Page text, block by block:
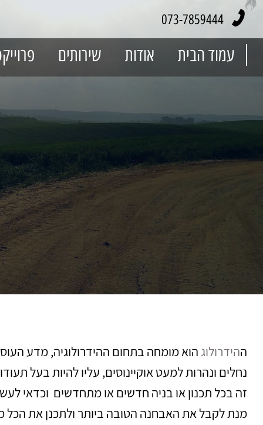
073-7859444
עמוד הבית אודות שירותים
ההידרולוגהוא מומחה בתחום ההידרולוגיה, מדע
נחלים ונהרות למעט אוקיינוסים, עליו להיות בעל
זה בכל תכנון או בניה חדשים או מתחדשים וכדאי
מנת לקבל את האבחנה הטובה ביותר ולתכנן את הכל